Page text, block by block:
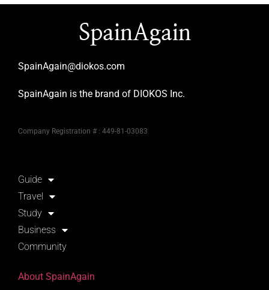
SpainAgain
SpainAgain@diokos.com
SpainAgain is the brand of DIOKOS Inc.
Company Registration # : 449-81-03083
Guide
Travel
Study
Business
Community
About SpainAgain